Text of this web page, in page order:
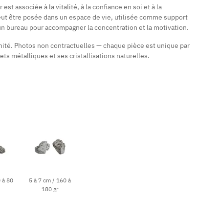
associée à la vitalité, à la confiance en soi et à la
être posée dans un espace de vie, utilisée comme support
bureau pour accompagner la concentration et la motivation.
Photos non contractuelles — chaque pièce est unique par
métalliques et ses cristallisations naturelles.
à 80
5 à 7 cm / 160 à
180 gr